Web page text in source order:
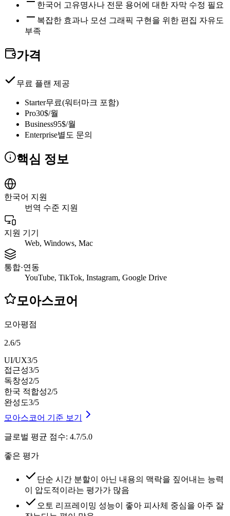
한국어 고유명사나 전문 용어에 대한 자막 수정 필요
복잡한 효과나 모션 그래픽 구현을 위한 편집 자유도
부족
가격
무료 플랜 제공
Starter무료(워터마크 포함)
Pro30$/월
Business95$/월
Enterprise별도 문의
핵심 정보
한국어 지원
번역 수준 지원
지원 기기
Web, Windows, Mac
통합·연동
YouTube, TikTok, Instagram, Google Drive
모아스코어
모아평점
2.6/5
UI/UX3/5
접근성3/5
독창성2/5
한국 적합성2/5
완성도3/5
모아스코어 기준 보기
글로벌 평균 점수: 4.7/5.0
좋은 평가
단순 시간 분할이 아닌 내용의 맥락을 짚어내는 능력
이 압도적이라는 평가가 많음
오토 리프레이밍 성능이 좋아 피사체 중심을 아주 잘